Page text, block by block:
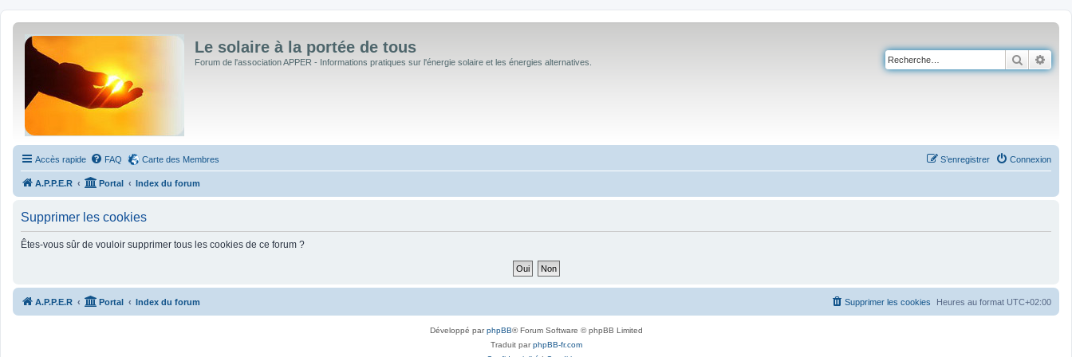
Le solaire à la portée de tous
Forum de l'association APPER - Informations pratiques sur l'énergie solaire et les énergies alternatives.
Accès rapide FAQ Carte des Membres Connexion
S’enregistrer
A.P.P.E.R Portal Index du forum
Supprimer les cookies
Êtes-vous sûr de vouloir supprimer tous les cookies de ce forum ?
A.P.P.E.R Portal Index du forum Heures au format UTC+02:00
Supprimer les cookies
Développé parphpBB® Forum Software © phpBB Limited
Traduit parphpBB-fr.com